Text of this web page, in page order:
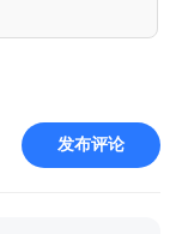
发布评论